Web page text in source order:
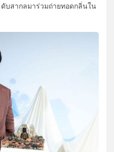
บสากลมาร่วมถ่ายทอดกลิ่นใน